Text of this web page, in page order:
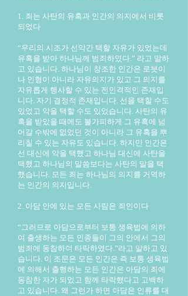
1. 죄는 사탄의 유혹과 인간의 의지에서 비롯
되었다
“우리의 시조가 선악간 택할 자유가 있었는데
유혹을 받아 하나님께 범죄하였다.” 라고 말하
고 있습니다. 하나님이 창조한 인간은 로봇이
나 인형이 아니라 자유의지가 있고 그 의지를
자유롭게 행사할 수 있는 전인격적인 존재입
니다. 자기 결정적 존재입니다. 선을 택할 수도
있었고 악을 택할 수도 있었습니다. 사탄의 유
혹을 받았을 때에도 불가피하게 그 유혹에 넘
어갈 수밖에 없었던 것이 아니라 그 유혹을 뿌
리칠 수 있는 자유도 있습니다. 하지만 인간은
선 대신에 악을 택했고 하나님 대신에 사탄을
택했고 하나님의 말씀보다는 사탄의 말을 택
했습니다. 모든 죄는 하나님의 의지를 거역하
는 인간의 의지입니다.
2. 아담 안에 있는 모든 사람은 죄인이다
“그러므로 아담으로부터 보통 생육법에 의하
여 출생하는 모든 인종들이 그의 안에서 그의
범죄에 동참하여 타락하였다.”라고 말하고 있
습니다. 이 조문은 모든 인간은 즉 보통 생육법
에 의해서 출행하는 모든 인간은 아담의 죄에
동참한 자가 되었고 함께 타락했다고 고백하
고 있습니다. 왜 그런가 하면 아담은 인류를 대